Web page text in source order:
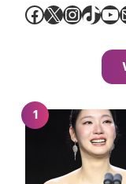
Facebook
X